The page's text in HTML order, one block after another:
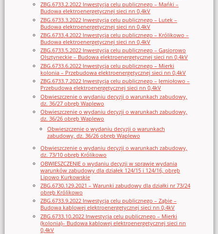
ZBG.6733.2.2022 Inwestycja celu publicznego – Mańki –
Budowa elektroenergetycznej sieci nn 0,4kV
ZBG.6733.3.2022 Inwestycja celu publicznego – Lutek –
Budowa elektroenergetycznej sieci nn 0,4kV
ZBG.6733.4.2022 Inwestycja celu publicznego – Królikowo –
Budowa elektroenergetycznej sieci nn 0,4kV
ZBG.6733.5.2022 Inwestycja celu publicznego – Gąsiorowo
Olsztyneckie – Budowa elektroenergetycznej sieci nn 0,4kV
ZBG.6733.6.2022 Inwestycja celu publicznego – Mierki
kolonia – Przebudowa elektroenergetycznej sieci nn 0,4kV
ZBG.6733.7.2022 Inwestycja celu publicznego – Jemiołowo –
Przebudowa elektroenergetycznej sieci nn 0,4kV
Obwieszczenie o wydaniu decyzji o warunkach zabudowy,
dz. 36/27 obręb Waplewo
Obwieszczenie o wydaniu decyzji o warunkach zabudowy,
dz. 36/26 obręb Waplewo
Obwieszczenie o wydaniu decyzji o warunkach
zabudowy, dz. 36/26 obręb Waplewo
Obwieszczenie o wydaniu decyzji o warunkach zabudowy,
dz. 73/10 obręb Królikowo
OBWIESZCZENIE o wydaniu decyzji w sprawie wydania
warunków zabudowy dla działek 124/15 i 124/16, obręb
Lipowo Kurkowskie
ZBG.6730.129.2021 – Warunki zabudowy dla działki nr 73/24
obręb Królikowo
ZBG.6733.9.2022 Inwestycja celu publicznego – Ząbie –
Budowa kablowej elektroenergetycznej sieci nn 0,4kV
ZBG.6733.10.2022 Inwestycja celu publicznego – Mierki
(kolonia)– Budowa kablowej elektroenergetycznej sieci nn
0,4kV